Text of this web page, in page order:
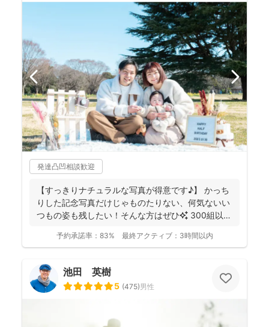
発達凸凹相談歓迎
【すっきりナチュラルな写真が得意です♪】 かっち
りした記念写真だけじゃものたりない、何気ないい
つもの姿も残したい！そんな方はぜひ✨️ 300組以上
予約承諾率： 83% 最終アクティブ： 3時間以内
池田 英樹
5 (475)男性